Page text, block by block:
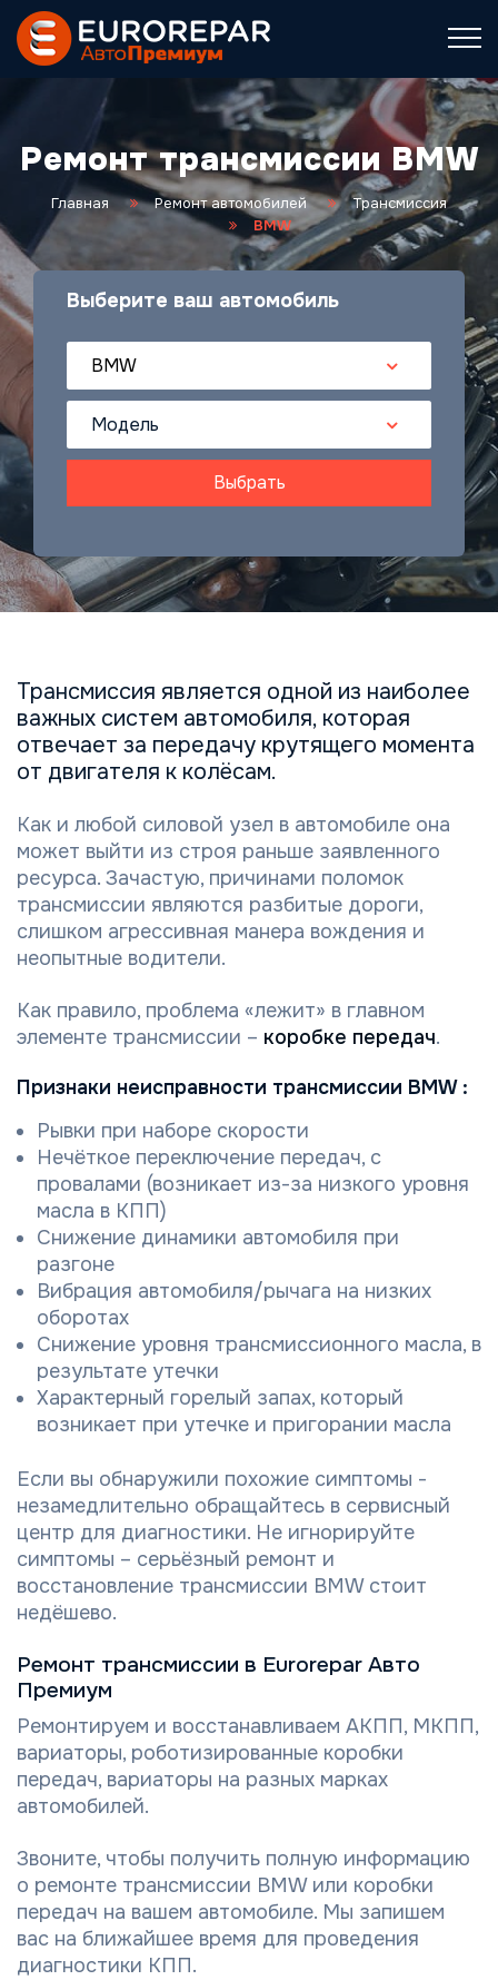
Ремонт трансмиссии BMW
Главная Ремонт автомобилей
Трансмиссия
BMW
Выберите ваш автомобиль
BMW
Модель
Выбрать
Трансмиссия является одной из наиболее
важных систем автомобиля, которая
отвечает за передачу крутящего момента
от двигателя к колёсам.
Как и любой силовой узел в автомобиле она
может выйти из строя раньше заявленного
ресурса. Зачастую, причинами поломок
трансмиссии являются разбитые дороги,
слишком агрессивная манера вождения и
неопытные водители.
Как правило, проблема «лежит» в главном
элементе трансмиссии – коробке передач.
Признаки неисправности трансмиссии BMW :
Рывки при наборе скорости
Нечёткое переключение передач, с
провалами (возникает из-за низкого уровня
масла в КПП)
Снижение динамики автомобиля при
разгоне
Вибрация автомобиля/рычага на низких
оборотах
Снижение уровня трансмиссионного масла, в
результате утечки
Характерный горелый запах, который
возникает при утечке и пригорании масла
Если вы обнаружили похожие симптомы -
незамедлительно обращайтесь в сервисный
центр для диагностики. Не игнорируйте
симптомы – серьёзный ремонт и
восстановление трансмиссии BMW стоит
недёшево.
Ремонт трансмиссии в Eurorepar Авто
Премиум
Ремонтируем и восстанавливаем АКПП, МКПП,
вариаторы, роботизированные коробки
передач, вариаторы на разных марках
автомобилей.
Звоните, чтобы получить полную информацию
о ремонте трансмиссии BMW или коробки
передач на вашем автомобиле. Мы запишем
вас на ближайшее время для проведения
диагностики КПП.